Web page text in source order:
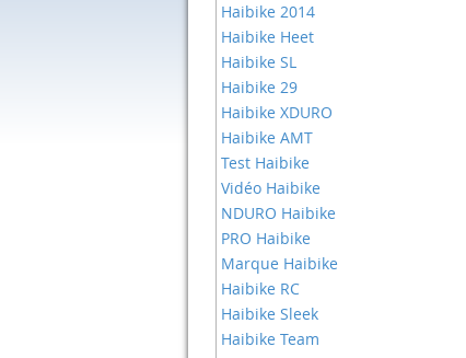
Haibike 2014
Haibike Heet
Haibike SL
Haibike 29
Haibike XDURO
Haibike AMT
Test Haibike
Vidéo Haibike
NDURO Haibike
PRO Haibike
Marque Haibike
Haibike RC
Haibike Sleek
Haibike Team